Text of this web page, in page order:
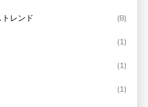
レンド (8)
(1)
(1)
(1)